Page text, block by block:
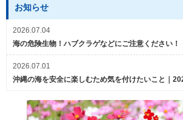
お知らせ
2026.07.04
海の危険生物！ハブクラゲなどにご注意ください！
2026.07.01
沖縄の海を安全に楽しむため気を付けたいこと｜